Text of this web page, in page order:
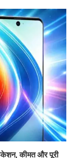
कीमत और पूरी